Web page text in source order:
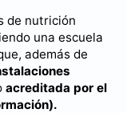
de nutrición
una escuela
además de
acreditada por el